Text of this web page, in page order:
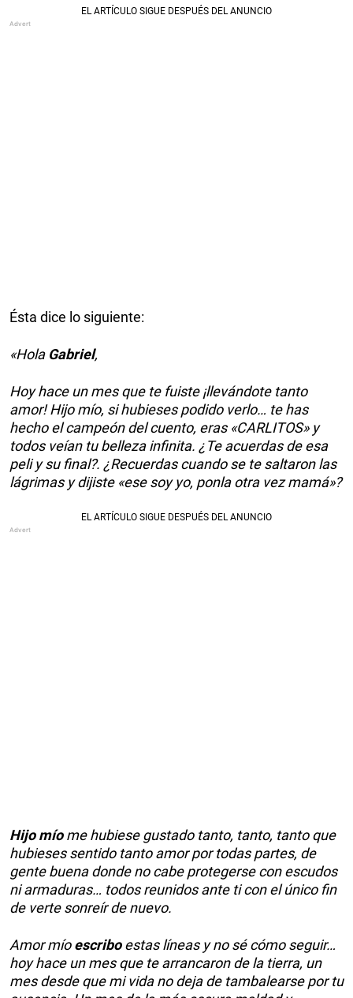
Ésta dice lo siguiente:
«Hola Gabriel,
Hoy hace un mes que te fuiste ¡llevándote tanto
amor! Hijo mío, si hubieses podido verlo… te has
hecho el campeón del cuento, eras «CARLITOS» y
todos veían tu belleza infinita. ¿Te acuerdas de esa
peli y su final?. ¿Recuerdas cuando se te saltaron las
lágrimas y dijiste «ese soy yo, ponla otra vez mamá»?
Hijo míome hubiese gustado tanto, tanto, tanto que
hubieses sentido tanto amor por todas partes, de
gente buena donde no cabe protegerse con escudos
ni armaduras… todos reunidos ante ti con el único fin
de verte sonreír de nuevo.
Amor míoescriboestas líneas y no sé cómo seguir…
hoy hace un mes que te arrancaron de la tierra, un
mes desde que mi vida no deja de tambalearse por tu